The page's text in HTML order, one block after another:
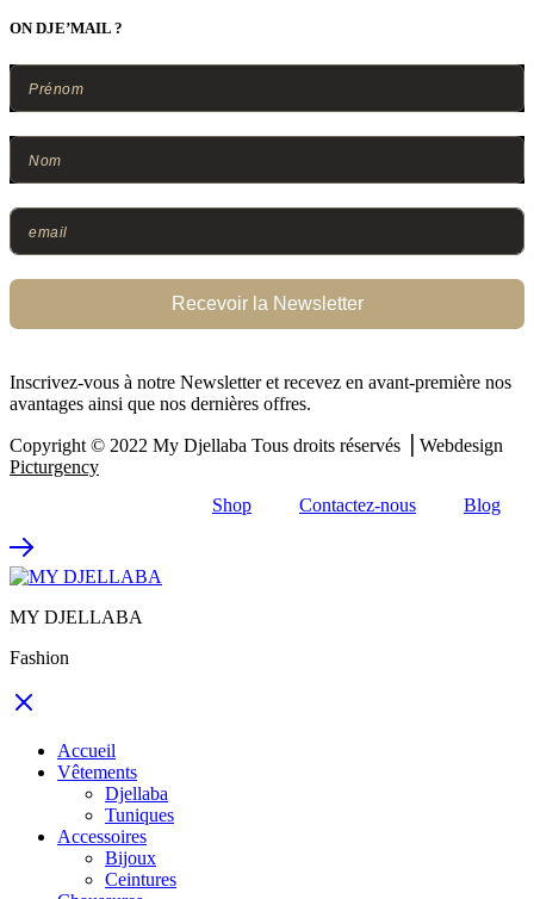
ON DJE’MAIL ?
Recevoir la Newsletter
Inscrivez-vous à notre Newsletter et recevez en avant-première nos
avantages ainsi que nos dernières offres.
Copyright © 2022 My Djellaba Tous droits réservés ⎟ Webdesign
Picturgency
Shop
Contactez-nous Blog
MY DJELLABA
Fashion
Accueil
Vêtements
Djellaba
Tuniques
Accessoires
Bijoux
Ceintures